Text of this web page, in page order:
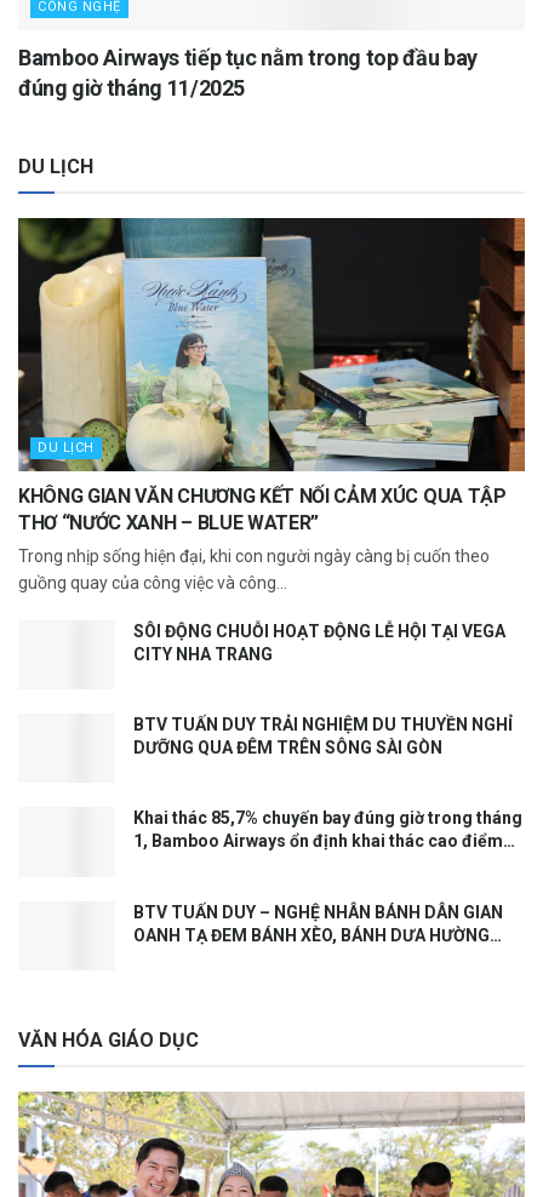
CÔNG NGHỆ
Bamboo Airways tiếp tục nằm trong top đầu bay
đúng giờ tháng 11/2025
DU LỊCH
DU LỊCH
KHÔNG GIAN VĂN CHƯƠNG KẾT NỐI CẢM XÚC QUA TẬP
THƠ “NƯỚC XANH – BLUE WATER”
Trong nhịp sống hiện đại, khi con người ngày càng bị cuốn theo
guồng quay của công việc và công...
SÔI ĐỘNG CHUỖI HOẠT ĐỘNG LỄ HỘI TẠI VEGA
CITY NHA TRANG
BTV TUẤN DUY TRẢI NGHIỆM DU THUYỀN NGHỈ
DƯỠNG QUA ĐÊM TRÊN SÔNG SÀI GÒN
Khai thác 85,7% chuyến bay đúng giờ trong tháng
1, Bamboo Airways ổn định khai thác cao điểm
BTV TUẤN DUY – NGHỆ NHÂN BÁNH DÂN GIAN
OANH TẠ ĐEM BÁNH XÈO, BÁNH DƯA HƯỜNG
VĂN HÓA GIÁO DỤC